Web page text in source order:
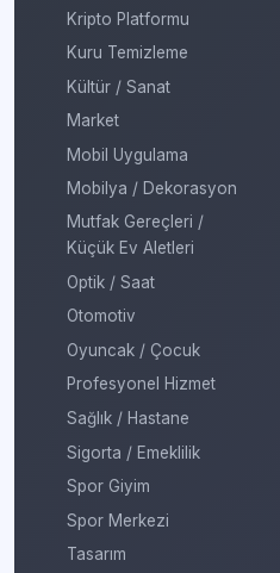
Kripto Platformu
Kuru Temizleme
Kültür / Sanat
Market
Mobil Uygulama
Mobilya / Dekorasyon
Mutfak Gereçleri /
Küçük Ev Aletleri
Optik / Saat
Otomotiv
Oyuncak / Çocuk
Profesyonel Hizmet
Sağlık / Hastane
Sigorta / Emeklilik
Spor Giyim
Spor Merkezi
Tasarım